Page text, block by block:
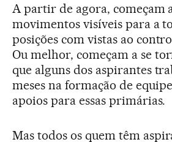
A partir de agora, começam
movimentos visíveis para a
posições com vistas ao
Ou melhor, começam a se
que alguns dos aspirantes
meses na formação de
apoios para essas primárias.
Mas todos os quem têm